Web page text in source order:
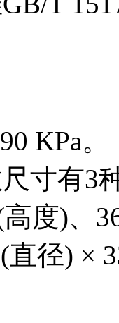
KPa。
寸有3
度)、
直径) ×